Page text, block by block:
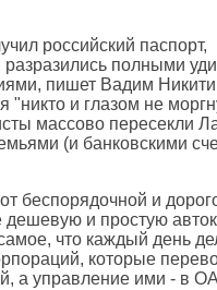
российский паспорт,
полными
пишет Вадим
"никто и глазом не
массово пересекли
(и банковскими
беспорядочной и
дешевую и простую
что каждый день
которые
а управление ими - в